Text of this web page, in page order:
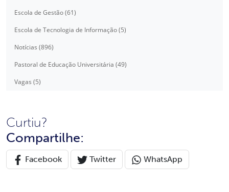
Escola de Gestão (61)
Escola de Tecnologia de Informação (5)
Notícias (896)
Pastoral de Educação Universitária (49)
Vagas (5)
Curtiu?
Compartilhe:
Facebook Twitter WhatsApp